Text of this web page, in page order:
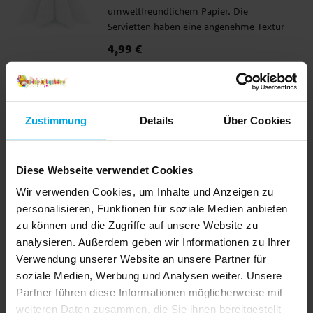
Zustimmung Details Über Cookies
Diese Webseite verwendet Cookies
Wir verwenden Cookies, um Inhalte und Anzeigen zu
personalisieren, Funktionen für soziale Medien anbieten
zu können und die Zugriffe auf unsere Website zu
analysieren. Außerdem geben wir Informationen zu Ihrer
Verwendung unserer Website an unsere Partner für
soziale Medien, Werbung und Analysen weiter. Unsere
Partner führen diese Informationen möglicherweise mit
weiteren Daten zusammen, die Sie ihnen bereitgestellt
umweltfreundlichem Papier. Die
Servietten haben eine angenehme Textur
sind aufgefaltet 40 x 40 cm groß.
Preis:4,99 €
4,99 €
Servietten - Weiß 25er-Pack
sind aufgefaltet 33 x 33 cm groß.
Preis
3,29 €
3,29 €
Cocktailservietten - Weiß 25er-
Pack
25 cocktailgroße Servietten aus
umweltfreundlichem Papier. Die